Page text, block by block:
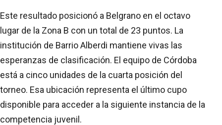
Este resultado posicionó a Belgrano en el octavo
lugar de la Zona B con un total de 23 puntos. La
institución de Barrio Alberdi mantiene vivas las
esperanzas de clasificación. El equipo de Córdoba
está a cinco unidades de la cuarta posición del
torneo. Esa ubicación representa el último cupo
disponible para acceder a la siguiente instancia de la
competencia juvenil.